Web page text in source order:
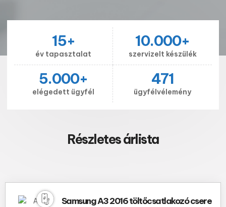
év tapasztalat
15+
szervizelt készülék
10.000+
elégedett ügyfél
5.000+
ügyfélvélemény
471
Részletes árlista
Samsung A3 2016 töltőcsatlakozó csere